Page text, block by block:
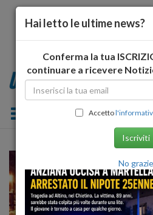
Toggle navigation
Hai letto le ultime news?
Conferma la tua
continuare a ricevere
Accetto
Iscriviti
No grazie